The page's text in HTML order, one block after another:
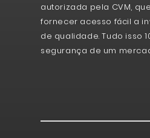
autorizada pela CVM,
fornecer acesso fácil a
de qualidade. Tudo isso
segurança de um